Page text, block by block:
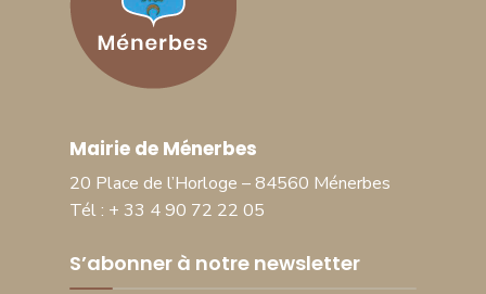
Mairie de Ménerbes
20 Place de l’Horloge – 84560 Ménerbes
Tél : + 33 4 90 72 22 05
S’abonner à notre newsletter